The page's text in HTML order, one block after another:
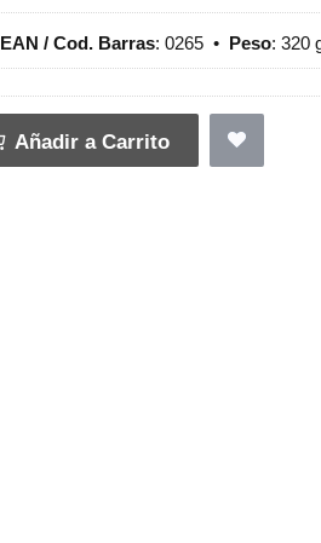
EAN / Cod. Barras:0265 • Peso:320
Añadir a Carrito